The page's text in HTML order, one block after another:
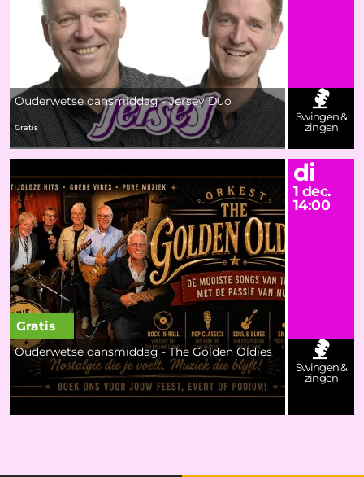
Ouderwetse dansmiddag - Jersey Duo
Gratis
Swingen &
zingen
Ouderwetse dansmiddag - The Golden Oldies
di
1 dec.
14:00
Swingen &
zingen
Gratis